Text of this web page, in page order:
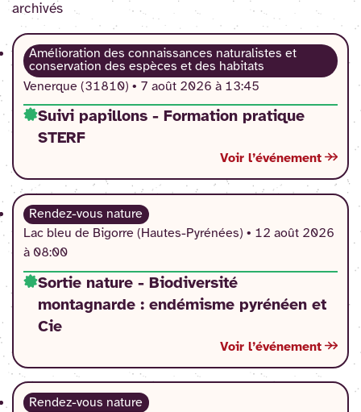
archivés
Amélioration des connaissances naturalistes et
conservation des espèces et des habitats
Venerque (31810) • 7 août 2026 à 13:45
Suivi papillons - Formation pratique
STERF
Voir l’événement
Rendez-vous nature
Lac bleu de Bigorre (Hautes-Pyrénées) • 12 août 2026
à 08:00
Sortie nature - Biodiversité
montagnarde : endémisme pyrénéen et
Cie
Voir l’événement
Rendez-vous nature